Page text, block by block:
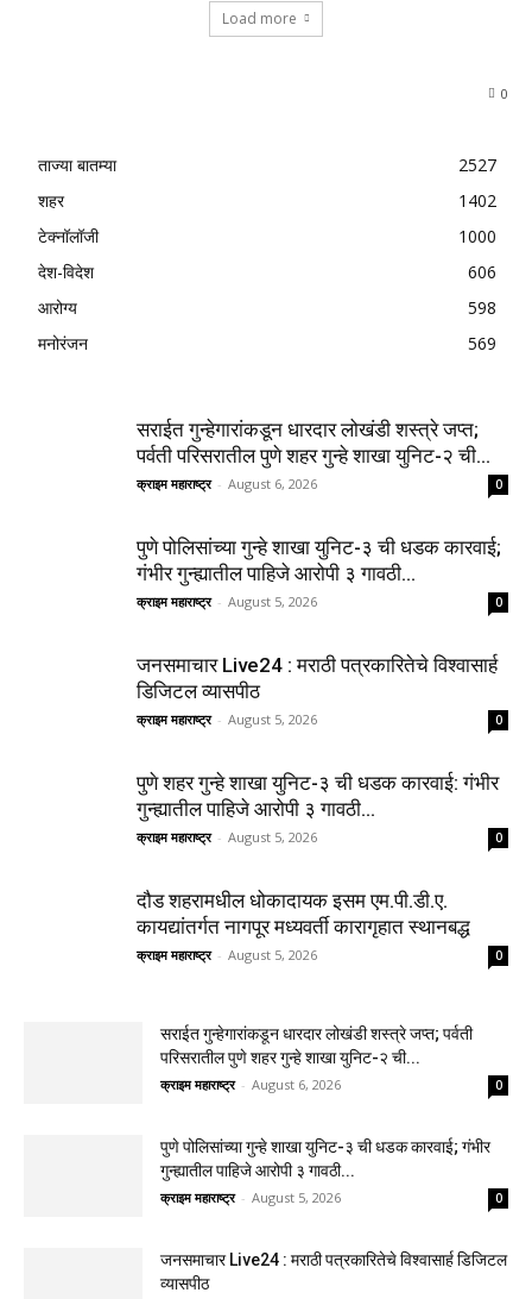
Load more
0
ताज्या बातम्या
2527
शहर
1402
टेक्नॉलॉजी
1000
देश-विदेश
606
आरोग्य
598
मनोरंजन
569
सराईत गुन्हेगारांकडून धारदार लोखंडी शस्त्रे जप्त;
पर्वती परिसरातील पुणे शहर गुन्हे शाखा युनिट-२ ची...
क्राइम महाराष्ट्र - August 6, 2026 0
पुणे पोलिसांच्या गुन्हे शाखा युनिट-३ ची धडक कारवाई;
गंभीर गुन्ह्यातील पाहिजे आरोपी ३ गावठी...
क्राइम महाराष्ट्र - August 5, 2026 0
जनसमाचार Live24 : मराठी पत्रकारितेचे विश्वासार्ह
डिजिटल व्यासपीठ
क्राइम महाराष्ट्र - August 5, 2026 0
पुणे शहर गुन्हे शाखा युनिट-३ ची धडक कारवाई: गंभीर
गुन्ह्यातील पाहिजे आरोपी ३ गावठी...
क्राइम महाराष्ट्र - August 5, 2026 0
दौड शहरामधील धोकादायक इसम एम.पी.डी.ए.
कायद्यांतर्गत नागपूर मध्यवर्ती कारागृहात स्थानबद्ध
क्राइम महाराष्ट्र - August 5, 2026 0
सराईत गुन्हेगारांकडून धारदार लोखंडी शस्त्रे जप्त; पर्वती
परिसरातील पुणे शहर गुन्हे शाखा युनिट-२ ची...
क्राइम महाराष्ट्र - August 6, 2026 0
पुणे पोलिसांच्या गुन्हे शाखा युनिट-३ ची धडक कारवाई; गंभीर
गुन्ह्यातील पाहिजे आरोपी ३ गावठी...
क्राइम महाराष्ट्र - August 5, 2026 0
जनसमाचार Live24 : मराठी पत्रकारितेचे विश्वासार्ह डिजिटल
व्यासपीठ